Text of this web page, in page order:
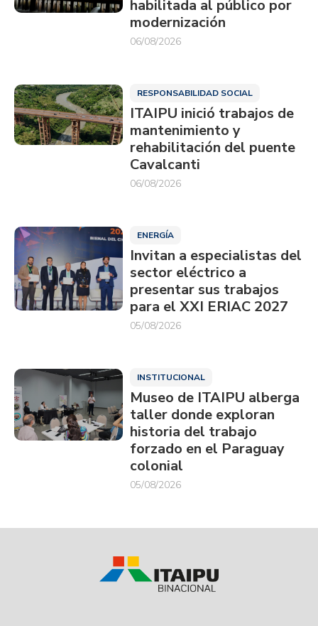
habilitada al público por
modernización
06/08/2026
RESPONSABILIDAD SOCIAL
ITAIPU inició trabajos de
mantenimiento y
rehabilitación del puente
Cavalcanti
06/08/2026
ENERGÍA
Invitan a especialistas del
sector eléctrico a
presentar sus trabajos
para el XXI ERIAC 2027
05/08/2026
INSTITUCIONAL
Museo de ITAIPU alberga
taller donde exploran
historia del trabajo
forzado en el Paraguay
colonial
05/08/2026